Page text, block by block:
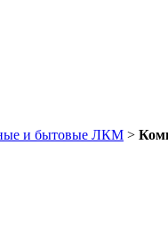
и бытовые ЛКМ >